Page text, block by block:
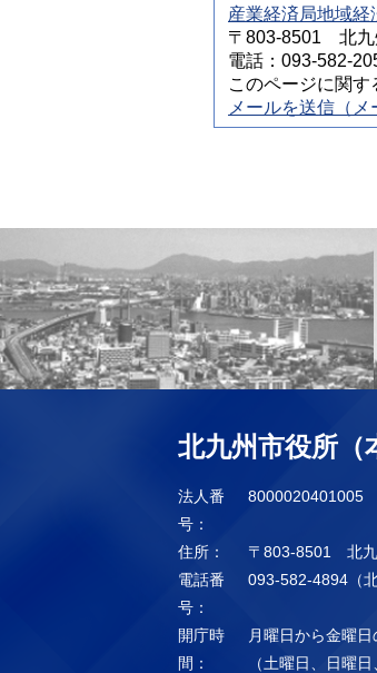
産業経済局地域経
〒803-8501 北九
電話：093-582-
このページに関す
メールを送信（メ
北九州市役所（
法人番
号：
8000020401005
住所：
〒803-8501 北九
電話番
号：
093-582-4894（
開庁時
間：
月曜日から金曜
（土曜日、日曜